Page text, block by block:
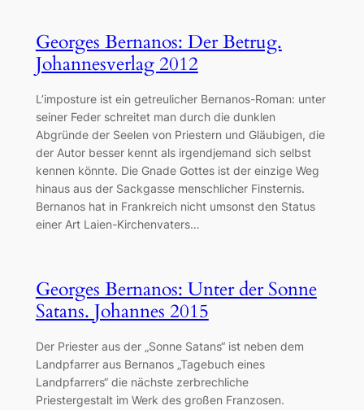
Georges Bernanos: Der Betrug.
Johannesverlag 2012
L’imposture ist ein getreulicher Bernanos-Roman: unter
seiner Feder schreitet man durch die dunklen
Abgründe der Seelen von Priestern und Gläubigen, die
der Autor besser kennt als irgendjemand sich selbst
kennen könnte. Die Gnade Gottes ist der einzige Weg
hinaus aus der Sackgasse menschlicher Finsternis.
Bernanos hat in Frankreich nicht umsonst den Status
einer Art Laien-Kirchenvaters…
Georges Bernanos: Unter der Sonne
Satans. Johannes 2015
Der Priester aus der „Sonne Satans“ ist neben dem
Landpfarrer aus Bernanos „Tagebuch eines
Landpfarrers“ die nächste zerbrechliche
Priestergestalt im Werk des großen Franzosen.